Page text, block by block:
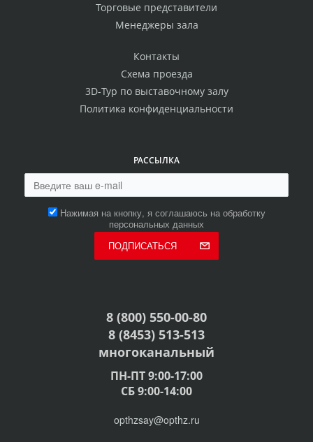
Торговые представители
Менеджеры зала
Контакты
Схема проезда
3D-Тур по выставочному залу
Политика конфиденциальности
РАССЫЛКА
Нажимая на кнопку, я соглашаюсь на обработку
персональных данных
ПОДПИСАТЬСЯ
8 (800) 550-00-80
8 (8453) 513-513
многоканальный
ПН-ПТ 9:00-17:00
СБ 9:00-14:00
opthzsay@opthz.ru